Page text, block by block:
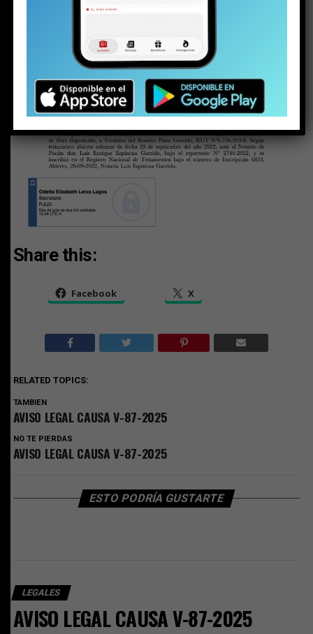
Share this:
Facebook X
RELATED TOPICS:
TAMBIEN
AVISO LEGAL CAUSA V-87-2025
NO TE PIERDAS
AVISO LEGAL CAUSA V-87-2025
ESTO PODRÍA GUSTARTE
LEGALES
AVISO LEGAL CAUSA V-87-2025